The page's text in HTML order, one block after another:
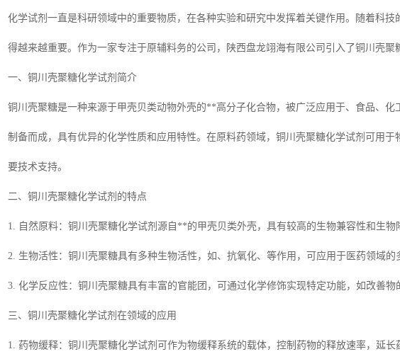
化学试剂一直是科研领域中的重要物质，在各种实验和研究中发挥着关键作用。随着科
得越来越重要。作为一家专注于原辅料务的公司，陕西盘龙翊海有限公司引入了铜川壳聚
一、铜川壳聚糖化学试剂简介
铜川壳聚糖是一种来源于甲壳贝类动物外壳的**高分子化合物，被广泛应用于、食品、
制备而成，具有优异的化学性质和应用特性。在原料药领域，铜川壳聚糖化学试剂可用
要技术支持。
二、铜川壳聚糖化学试剂的特点
1. 自然原料：铜川壳聚糖化学试剂源自**的甲壳贝类外壳，具有较高的生物兼容性和生物
2. 生物活性：铜川壳聚糖具有多种生物活性，如、抗氧化、等作用，可应用于医药领域的
3. 化学反应性：铜川壳聚糖具有丰富的官能团，可通过化学修饰实现特定功能，如改善物
三、铜川壳聚糖化学试剂在领域的应用
1. 药物缓释：铜川壳聚糖化学试剂可作为物缓释系统的载体，控制药物的释放速率，延长